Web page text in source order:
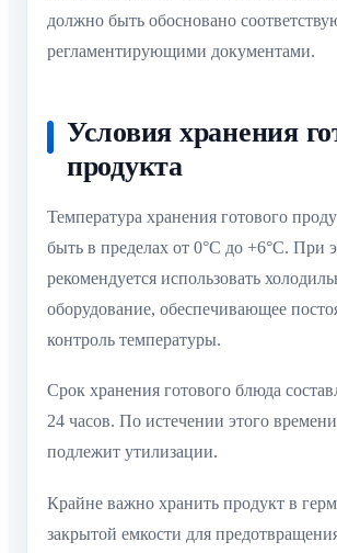
должно быть обосновано
регламентирующими документами.
Условия хранения
продукта
Температура хранения готового
быть в пределах от 0°C до +6°C. При
рекомендуется использовать
оборудование, обеспечивающее
контроль температуры.
Срок хранения готового блюда
24 часов. По истечении этого
подлежит утилизации.
Крайне важно хранить продукт в
закрытой емкости для